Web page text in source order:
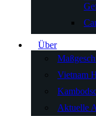
Über
Vietnam
Aktuelle